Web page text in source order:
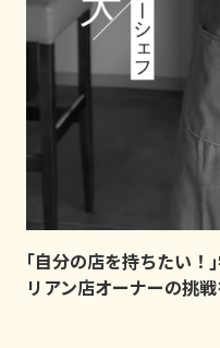
｢自分の店を持ちたい！
リアン店オーナーの挑